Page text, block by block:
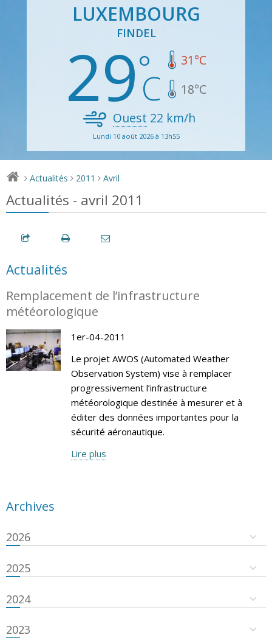
LUXEMBOURG
FINDEL
29 31°C
18°C
Ouest 22 km/h
Lundi 10 août 2026 à 13h55
> Actualités > 2011 > Avril
Actualités - avril 2011
Actualités
Remplacement de l’infrastructure
météorologique
1er-04-2011
Le projet AWOS (Automated Weather
Observation System) vise à remplacer
progressivement l’infrastructure
météorologique destinée à mesurer et à
éditer des données importantes pour la
sécurité aéronautique.
Lire plus
Archives
2026
2025
2024
2023